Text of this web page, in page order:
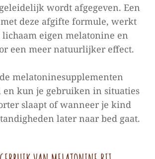
wordt afgegeven. Een
deze afgifte formule, werkt
lichaam eigen melatonine en
een meer natuurlijker effect.
melatoninesupplementen
kun je gebruiken in situaties
slaapt of wanneer je kind
later naar bed gaat.